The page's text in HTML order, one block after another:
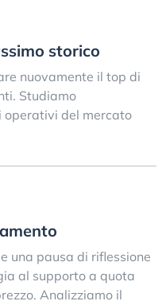
storico
nuovamente il top di
Studiamo
operativi del mercato
una pausa di riflessione
al supporto a quota
Analizziamo il